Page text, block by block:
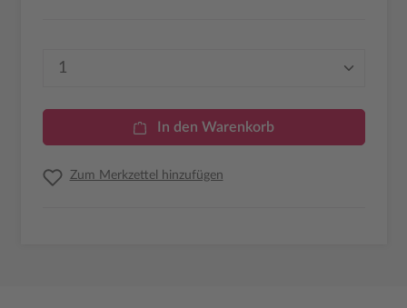
Produkt Anzahl: Gib den gewünschten
In den Warenkorb
Zum Merkzettel hinzufügen